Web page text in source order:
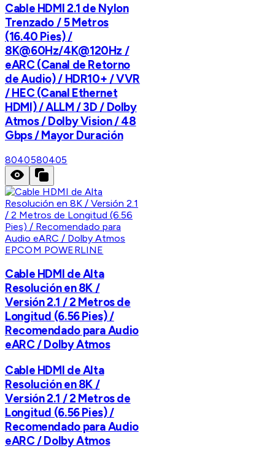
Cable HDMI 2.1 de Nylon
Trenzado / 5 Metros
(16.40 Pies) /
8K@60Hz/4K@120Hz /
eARC (Canal de Retorno
de Audio) / HDR10+ / VVR
/ HEC (Canal Ethernet
HDMI) / ALLM / 3D / Dolby
Atmos / Dolby Vision / 48
Gbps / Mayor Duración
8040580405
EPCOM POWERLINE
Cable HDMI de Alta
Resolución en 8K /
Versión 2.1 / 2 Metros de
Longitud (6.56 Pies) /
Recomendado para Audio
eARC / Dolby Atmos
Cable HDMI de Alta
Resolución en 8K /
Versión 2.1 / 2 Metros de
Longitud (6.56 Pies) /
Recomendado para Audio
eARC / Dolby Atmos